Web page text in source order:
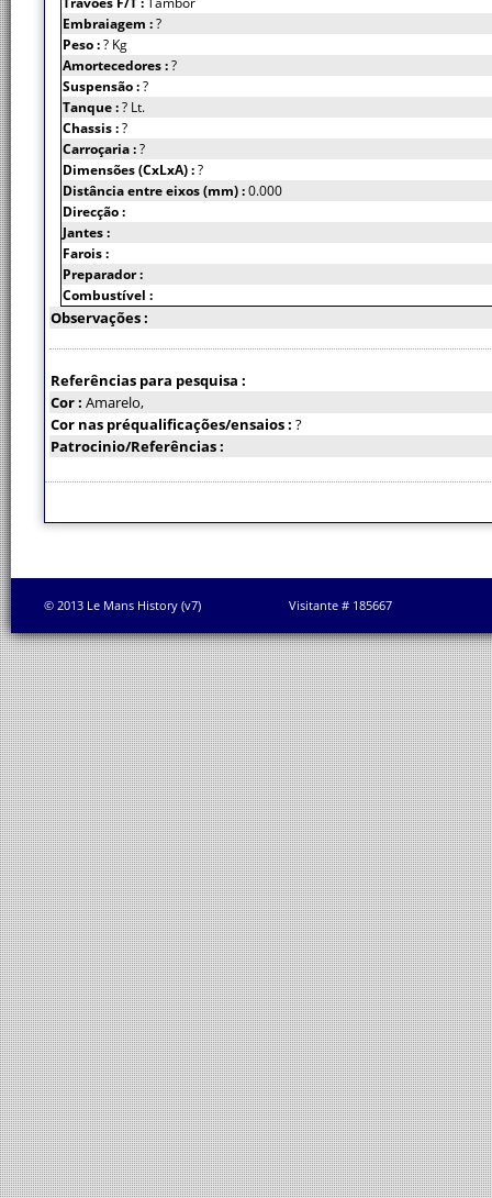
Embraiagem :?
Peso :? Kg
Amortecedores :?
Suspensão :?
Tanque :? Lt.
Chassis :?
Carroçaria :?
Dimensões (CxLxA) :?
Distância entre eixos (mm) :0.000
Direcção :
Jantes :
Farois :
Preparador :
Combustível :
Observações :
Referências para pesquisa :
Cor : Amarelo,
Cor nas préqualificações/ensaios : ?
Patrocinio/Referências :
© 2013 Le Mans History (v7) Visitante # 185667